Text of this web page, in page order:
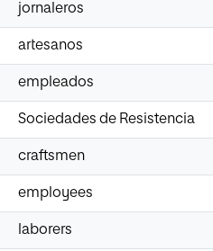
jornaleros
artesanos
empleados
Sociedades de Resistencia
craftsmen
employees
laborers